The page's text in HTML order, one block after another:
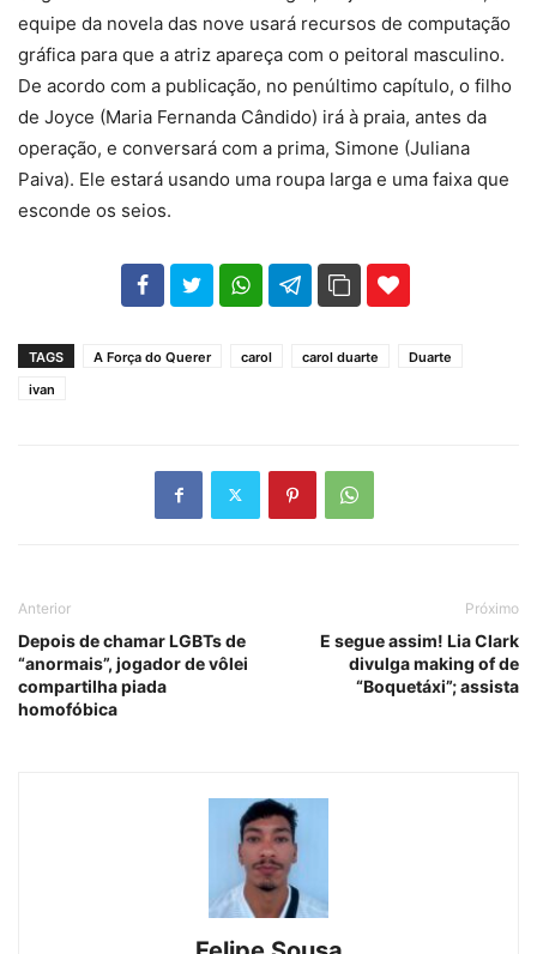
equipe da novela das nove usará recursos de computação
gráfica para que a atriz apareça com o peitoral masculino.
De acordo com a publicação, no penúltimo capítulo, o filho
de Joyce (Maria Fernanda Cândido) irá à praia, antes da
operação, e conversará com a prima, Simone (Juliana
Paiva). Ele estará usando uma roupa larga e uma faixa que
esconde os seios.
102 35
TAGS A Força do Querer carol carol duarte
Duarte
ivan
Anterior
Depois de chamar LGBTs de
“anormais”, jogador de vôlei
compartilha piada
homofóbica
Próximo
E segue assim! Lia Clark
divulga making of de
“Boquetáxi”; assista